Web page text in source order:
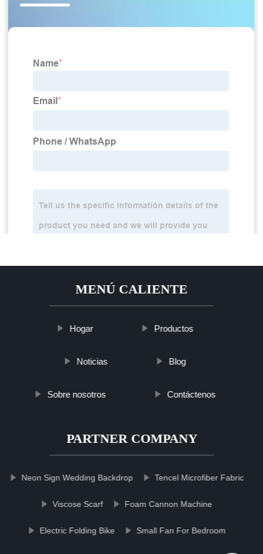
MENÚ CALIENTE
Hogar Productos
Noticias Blog
Sobre nosotros Contáctenos
PARTNER COMPANY
Neon Sign Wedding Backdrop Tencel Microfiber Fabric
Viscose Scarf Foam Cannon Machine
Electric Folding Bike Small Fan For Bedroom